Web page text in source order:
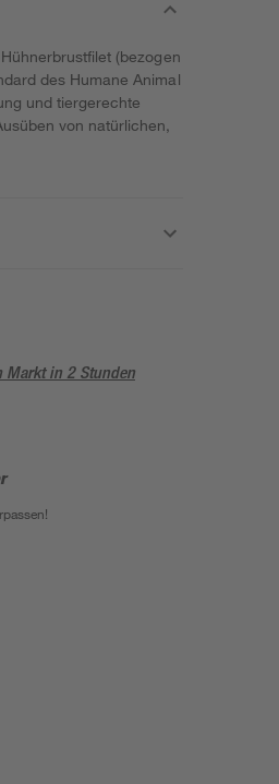
(bezogen
des Humane Animal
und tiergerechte
von natürlichen,
Markt in 2 Stunden